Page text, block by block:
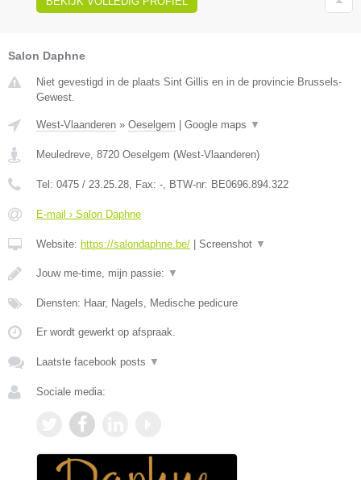
Salon Daphne
Niet gevestigd in de plaats Sint Gillis en in de provincie Brussels-
Gewest.
West-Vlaanderen » Oeselgem Google maps ▼
Meuledreve, 8720 Oeselgem (West-Vlaanderen)
Tel: 0475 / 23.25.28, Fax: -, BTW-nr: BE0696.894.322
E-mail › Salon Daphne
Website: https://salondaphne.be/ Screenshot ▼
Jouw me-time, mijn passie: ▼
Diensten: Haar, Nagels, Medische pedicure
Er wordt gewerkt op afspraak.
Laatste facebook posts ▼
Sociale media: